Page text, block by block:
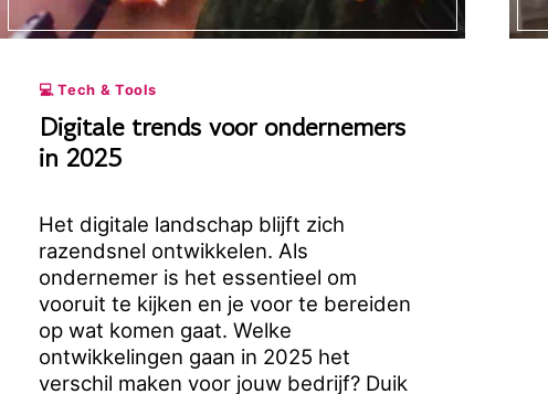
💻 Tech & Tools
Digitale trends voor ondernemers
in 2025
Het digitale landschap blijft zich
razendsnel ontwikkelen. Als
ondernemer is het essentieel om
vooruit te kijken en je voor te bereiden
op wat komen gaat. Welke
ontwikkelingen gaan in 2025 het
verschil maken voor jouw bedrijf? Duik